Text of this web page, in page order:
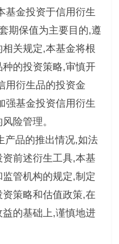
基金投资于信用衍生
期保值为主要目的,遵
关规定,本基金将根
的投资策略,审慎开
用衍生品的投资金
强基金投资信用衍生
险管理。
产品的推出情况,如法
前述衍生工具,本基
管机构的规定,制定
策略和估值政策,在
的基础上,谨慎地进